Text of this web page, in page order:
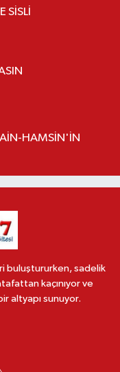
SİSLİ
HAMSİN'İN
buluştururken, sadelik
kaçınıyor ve
altyapı sunuyor.